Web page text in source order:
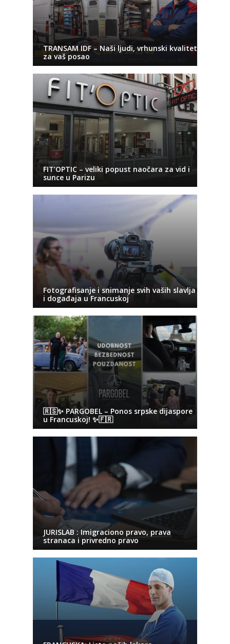
TRANSAM IDF – Naši ljudi, vrhunski kvalitet
za vaš posao
FIT’OPTIC – veliki popust naočara za vid i
sunce u Parizu
Fotografisanje i snimanje svih vaših slavlja
i događaja u Francuskoj
🇷🇸✨ PARGOBEL – Ponos srpske dijaspore
u Francuskoj! ✨🇫🇷
JURISLAB : Imigraciono pravo, prava
stranaca i privredno pravo